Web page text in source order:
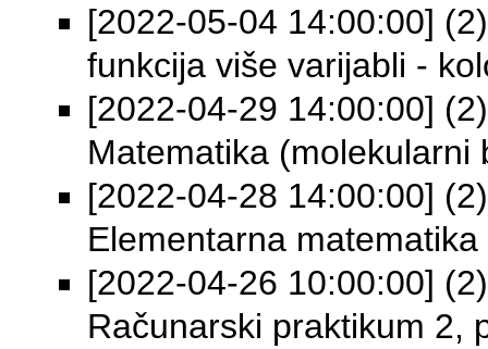
[2022-05-04 14:00:00]
funkcija više varijabli -
[2022-04-29 14:00:00]
Matematika (molekularni
[2022-04-28 14:00:00]
Elementarna
[2022-04-26 10:00:00]
Računarski praktikum 2,